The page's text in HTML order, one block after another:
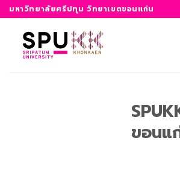
ข้าม
ไป
เนื้อหา
มหาวิทยาลัยศรีปทุม วิทยาเขตขอนแก่น
ขอนแ